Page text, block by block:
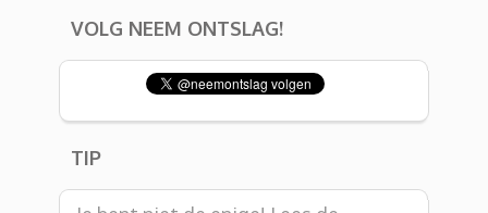
VOLG NEEM ONTSLAG!
TIP